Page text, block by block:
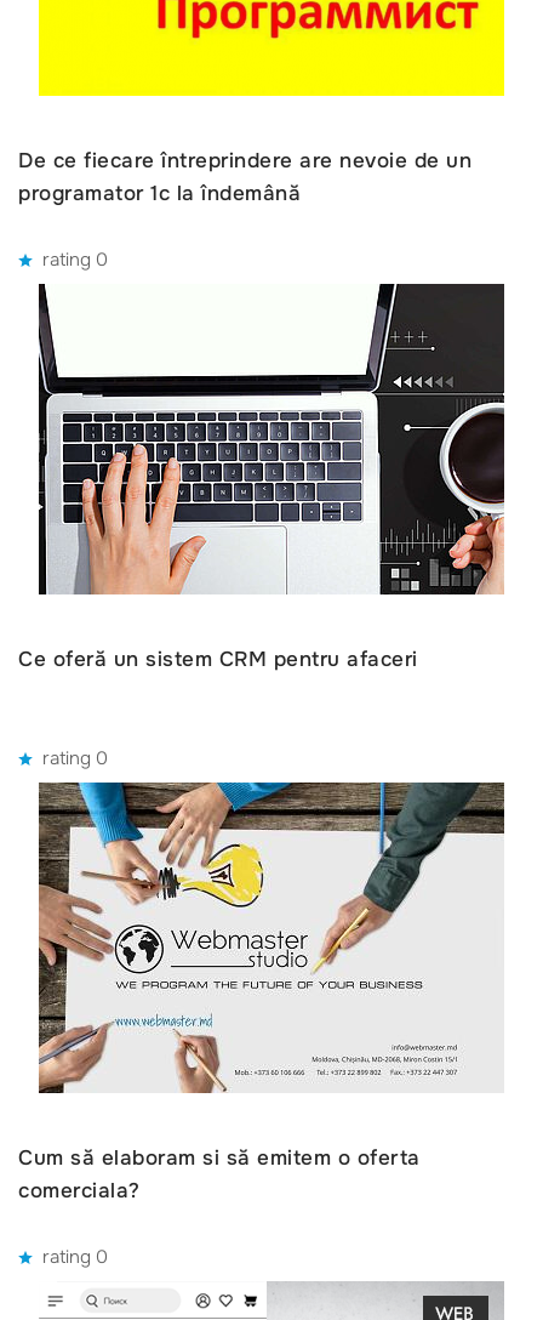
De ce fiecare întreprindere are nevoie de un
programator 1c la îndemână
rating 0
Ce oferă un sistem CRM pentru afaceri
rating 0
Cum să elaboram si să emitem o oferta
comerciala?
rating 0